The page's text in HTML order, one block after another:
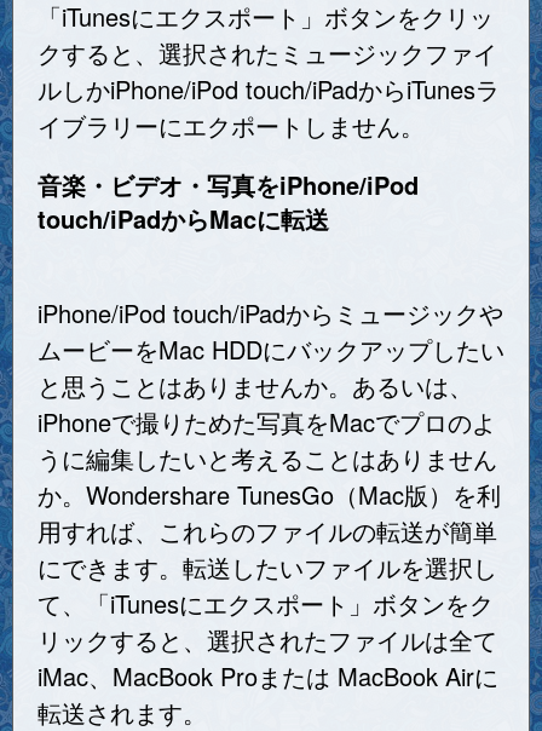
「iTunesにエクスポート」ボタンをクリッ
クすると、選択されたミュージックファイ
ルしかiPhone/iPod touch/iPadからiTunesラ
イブラリーにエクポートしません。
音楽・ビデオ・写真をiPhone/iPod
touch/iPadからMacに転送
iPhone/iPod touch/iPadからミュージックや
ムービーをMac HDDにバックアップしたい
と思うことはありませんか。あるいは、
iPhoneで撮りためた写真をMacでプロのよ
うに編集したいと考えることはありません
か。Wondershare TunesGo（Mac版）を利
用すれば、これらのファイルの転送が簡単
にできます。転送したいファイルを選択し
て、「iTunesにエクスポート」ボタンをク
リックすると、選択されたファイルは全て
iMac、MacBook Proまたは MacBook Airに
転送されます。